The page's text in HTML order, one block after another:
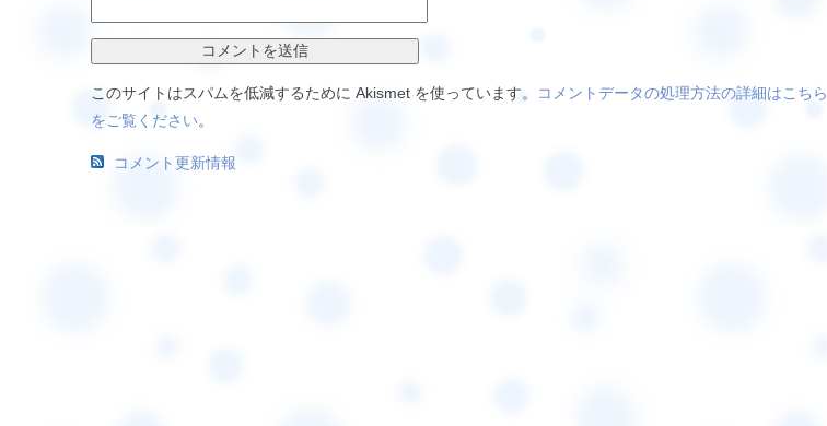
このサイトはスパムを低減するために Akismet を使っています。
コメントデータの処理方法の詳細はこちら
をご覧ください。
コメント更新情報